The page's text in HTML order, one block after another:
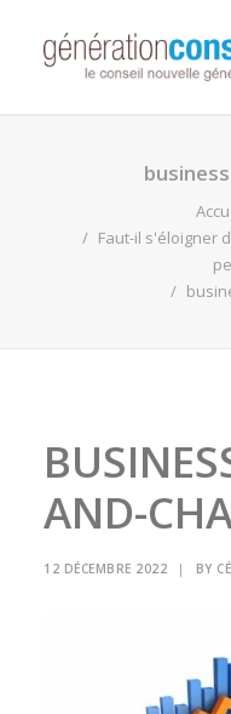
NOUS CONNAITRE
WORKDAY ADAPTIVE
Faut-il s'éloigner
AND-
12 DÉCEMBRE 2022 | BY